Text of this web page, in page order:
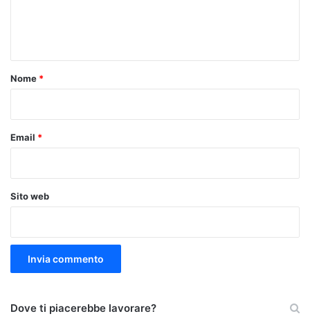
o
Nome *
Email *
Sito web
Dove ti piacerebbe lavorare?